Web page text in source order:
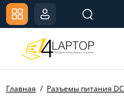
Главная Разъемы питания DC